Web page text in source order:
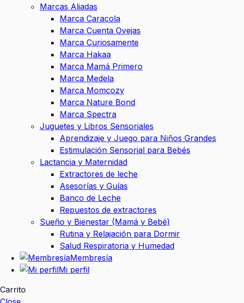
Marcas Aliadas
Marca Caracola
Marca Cuenta Ovejas
Marca Curiosamente
Marca Hakaa
Marca Mamá Primero
Marca Medela
Marca Momcozy
Marca Nature Bond
Marca Spectra
Juguetes y Libros Sensoriales
Aprendizaje y Juego para Niños Grandes
Estimulación Sensorial para Bebés
Lactancia y Maternidad
Extractores de leche
Asesorías y Guías
Banco de Leche
Repuestos de extractores
Sueño y Bienestar (Mamá y Bebé)
Rutina y Relajación para Dormir
Salud Respiratoria y Humedad
Membresía
Mi perfil
Carrito